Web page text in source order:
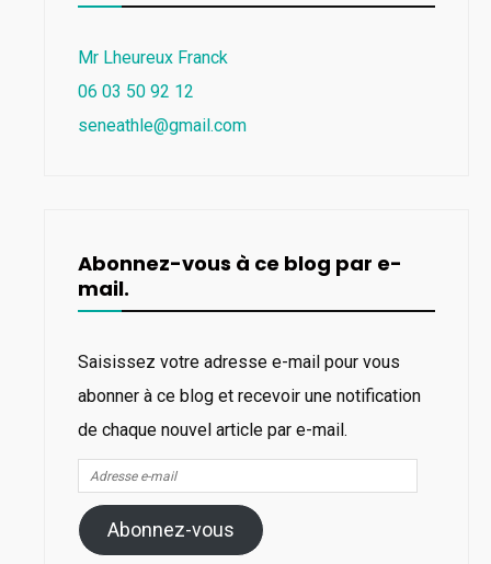
Mr Lheureux Franck
06 03 50 92 12
seneathle@gmail.com
Abonnez-vous à ce blog par e-
mail.
Saisissez votre adresse e-mail pour vous
abonner à ce blog et recevoir une notification
de chaque nouvel article par e-mail.
Adresse
e-
mail
Abonnez-vous